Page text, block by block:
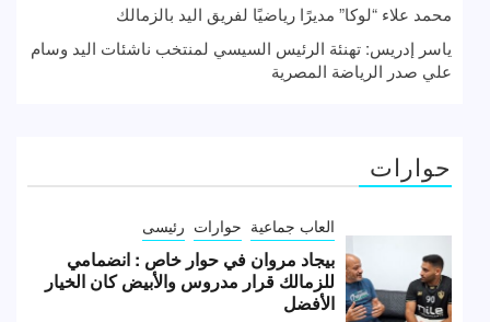
محمد علاء “لوكا” مديرًا رياضيًا لفريق اليد بالزمالك
ياسر إدريس: تهنئة الرئيس السيسي لمنتخب ناشئات اليد وسام
علي صدر الرياضة المصرية
حوارات
العاب جماعية حوارات رئيسى
بيجاد مروان في حوار خاص : انضمامي
للزمالك قرار مدروس والأبيض كان الخيار
الأفضل